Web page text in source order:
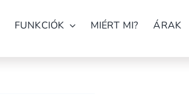
FUNKCIÓK MIÉRT MI? ÁRAK